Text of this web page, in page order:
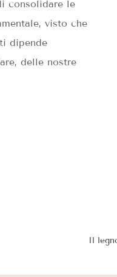
consolidare le
visto che
dipende
delle nostre
Il